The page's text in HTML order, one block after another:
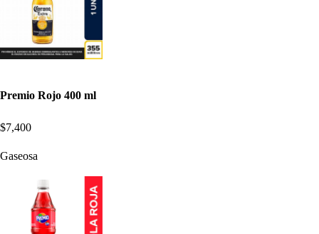
Premio Rojo 400 ml
$7,400
Gaseosa